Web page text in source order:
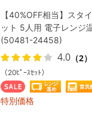
【40%OFF相当】スタ
ット 5人用 電子レンジ
(50481-24458)
4.0 （2）
（20ﾋﾟｰｽｾｯﾄ）
特別価格